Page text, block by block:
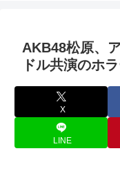
AKB48松原、
ドル共演のホ
X
LINE